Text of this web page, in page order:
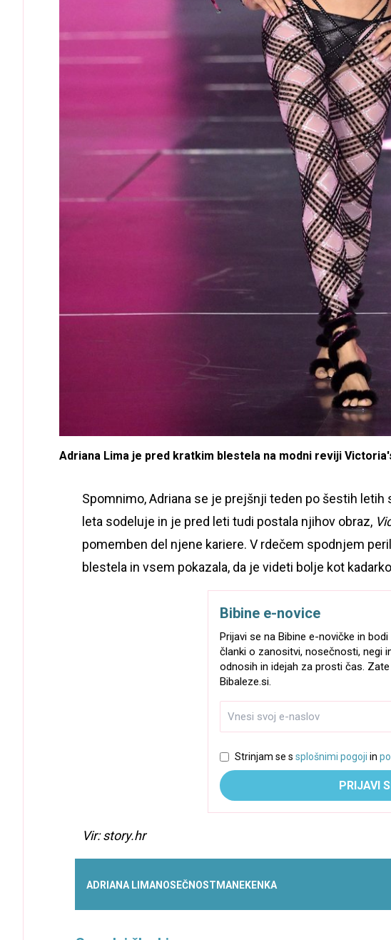
Adriana Lima je pred kratkim blestela na modni reviji
Spomnimo, Adriana se je prejšnji teden po šestih
leta sodeluje in je pred leti tudi postala njihov obraz,
pomemben del njene kariere. V rdečem spodnjem
blestela in vsem pokazala, da je videti bolje kot
Bibine e-novice
Prijavi se na Bibine e-novičke in
članki o zanositvi, nosečnosti, negi
odnosih in idejah za prosti čas. Zate
Bibaleze.si.
Strinjam se s splošnimi pogoji in
PRIJAVI
Vir: story.hr
ADRIANA LIMANOSEČNOST MANEKENKA